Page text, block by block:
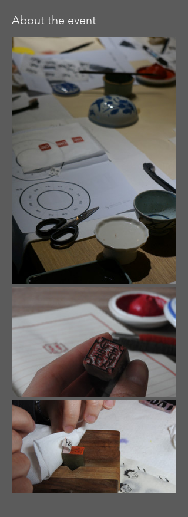
About the event